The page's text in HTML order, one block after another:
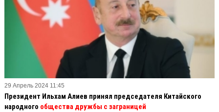
29 Апрель 2024 11:45
Президент Ильхам Алиев принял председателя Китайского
народного общества дружбы с заграницей